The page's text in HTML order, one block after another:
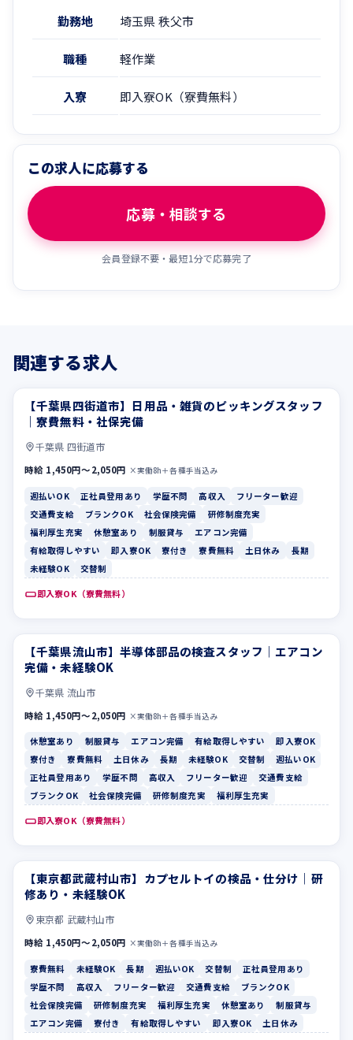
勤務地 埼玉県 秩父市
職種 軽作業
入寮 即入寮OK（寮費無料）
この求人に応募する
応募・相談する
会員登録不要・最短1分で応募完了
関連する求人
週払いOK 正社員登用あり
【千葉県四街道市】日用品・雑貨のピッキングスタッフ
｜寮費無料・社保完備
千葉県 四街道市
時給 1,450円〜2,050円 ×実働8h＋各種手当込み
週払いOK 正社員登用あり 学歴不問 高収入
フリーター歓迎
交通費支給
ブランクOK 社会保険完備
研修制度充実
福利厚生充実
休憩室あり 制服貸与
エアコン完備
有給取得しやすい
即入寮OK 寮付き 寮費無料 土日休み
長期
未経験OK
交替制
即入寮OK（寮費無料）
休憩室あり 制服貸与
【千葉県流山市】半導体部品の検査スタッフ｜エアコン
完備・未経験OK
千葉県 流山市
時給 1,450円〜2,050円 ×実働8h＋各種手当込み
休憩室あり 制服貸与 エアコン完備 有給取得しやすい
即入寮OK
寮付き
寮費無料 土日休み 長期 未経験OK 交替制
週払いOK
正社員登用あり
学歴不問 高収入 フリーター歓迎
交通費支給
ブランクOK
社会保険完備 研修制度充実 福利厚生充実
即入寮OK（寮費無料）
寮費無料 未経験OK
【東京都武蔵村山市】カプセルトイの検品・仕分け｜研
修あり・未経験OK
東京都 武蔵村山市
時給 1,450円〜2,050円 ×実働8h＋各種手当込み
寮費無料 未経験OK 長期 週払いOK 交替制
正社員登用あり
学歴不問
高収入 フリーター歓迎 交通費支給
ブランクOK
社会保険完備
研修制度充実 福利厚生充実 休憩室あり
制服貸与
エアコン完備
寮付き 有給取得しやすい 即入寮OK 土日休み